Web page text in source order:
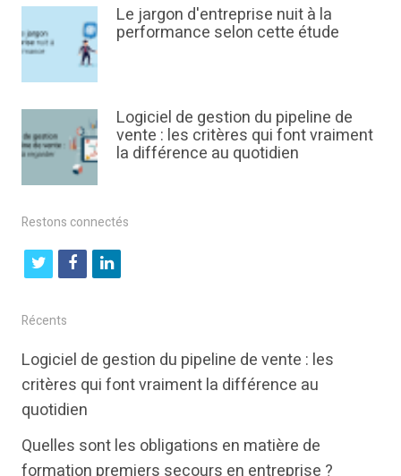
Le jargon d'entreprise nuit à la
performance selon cette étude
Logiciel de gestion du pipeline de
vente : les critères qui font vraiment
la différence au quotidien
Restons connectés
t
i
t
t
e
f
b
o
k
l
e
i
n
Récents
Logiciel de gestion du pipeline de vente : les
critères qui font vraiment la différence au
quotidien
Quelles sont les obligations en matière de